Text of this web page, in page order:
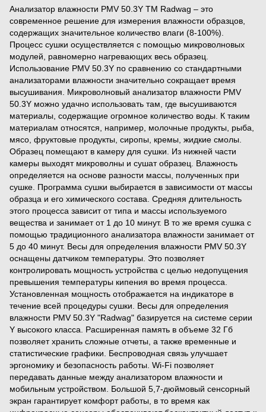
Анализатор влажности PMV 50.3Y TM Radwag – это
современное решение для измерения влажности образцов,
содержащих значительное количество влаги (8-100%).
Процесс сушки осуществляется с помощью микроволновых
модулей, равномерно нагревающих весь образец.
Использование PMV 50.3Y по сравнению со стандартными
анализаторами влажности значительно сокращает время
высушивания. Микроволновый анализатор влажности PMV
50.3Y можно удачно использовать там, где высушиваются
материалы, содержащие огромное количество воды. К таким
материалам относятся, например, молочные продукты, рыба,
мясо, фруктовые продукты, сиропы, кремы, жидкие смолы.
Образец помещают в камеру для сушки. Из нижней части
камеры выходят микроволны и сушат образец. Влажность
определяется на основе разности массы, полученных при
сушке. Программа сушки выбирается в зависимости от массы
образца и его химического состава. Средняя длительность
этого процесса зависит от типа и массы используемого
вещества и занимает от 1 до 10 минут. В то же время сушка с
помощью традиционного анализатора влажности занимает от
5 до 40 минут. Весы для определения влажности PMV 50.3Y
оснащены датчиком температуры. Это позволяет
контролировать мощность устройства с целью недопущения
превышения температуры кипения во время процесса.
Установленная мощность отображается на индикаторе в
течение всей процедуры сушки. Весы для определения
влажности PMV 50.3Y "Radwag" базируется на системе серии
Y высокого класса. Расширенная память в объеме 32 Гб
позволяет хранить сложные отчеты, а также временные и
статистические графики. Беспроводная связь улучшает
эргономику и безопасность работы. Wi-Fi позволяет
передавать данные между анализатором влажности и
мобильным устройством. Большой 5,7-дюймовый сенсорный
экран гарантирует комфорт работы, в то время как